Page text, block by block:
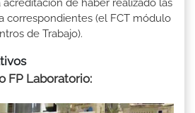
de haber realizado las
correspondientes (el FCT módulo
de Trabajo).
FP Laboratorio: